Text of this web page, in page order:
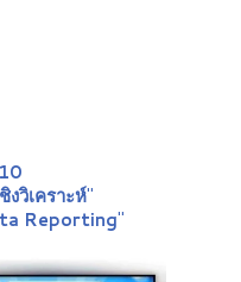
งวิเคราะห์"
Reporting"